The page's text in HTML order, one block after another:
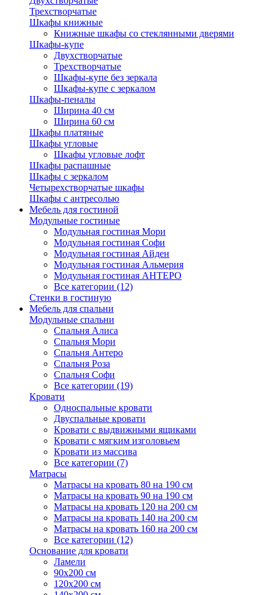
Трехстворчатые
Шкафы книжные
Книжные шкафы со стеклянными дверями
Шкафы-купе
Двухстворчатые
Трехстворчатые
Шкафы-купе без зеркала
Шкафы-купе с зеркалом
Шкафы-пеналы
Ширина 40 см
Ширина 60 см
Шкафы платяные
Шкафы угловые
Шкафы угловые лофт
Шкафы распашные
Шкафы с зеркалом
Четырехстворчатые шкафы
Шкафы с антресолью
Мебель для гостиной
Модульные гостиные
Модульная гостиная Мори
Модульная гостиная Софи
Модульная гостиная Айден
Модульная гостиная Альмерия
Модульная гостиная АНТЕРО
Все категории (12)
Стенки в гостиную
Мебель для спальни
Модульные спальни
Спальня Алиса
Спальня Мори
Спальня Антеро
Спальня Роза
Спальня Софи
Все категории (19)
Кровати
Односпальные кровати
Двуспальные кровати
Кровати с выдвижными ящиками
Кровати с мягким изголовьем
Кровати из массива
Все категории (7)
Матрасы
Матрасы на кровать 80 на 190 см
Матрасы на кровать 90 на 190 см
Матрасы на кровать 120 на 200 см
Матрасы на кровать 140 на 200 см
Матрасы на кровать 160 на 200 см
Все категории (12)
Основание для кровати
Ламели
90х200 см
120х200 см